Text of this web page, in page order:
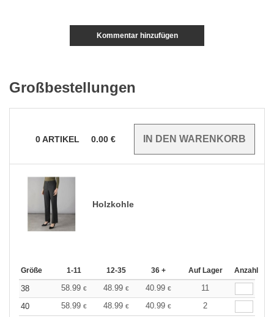
Kommentar hinzufügen
Großbestellungen
0ARTIKEL 0.00 €
Holzkohle
Größe 1-11 12-35 36 + Auf Lager Anzahl
38 58.99 € 48.99 € 40.99 €
11
40
58.99 € 48.99 € 40.99 €
2